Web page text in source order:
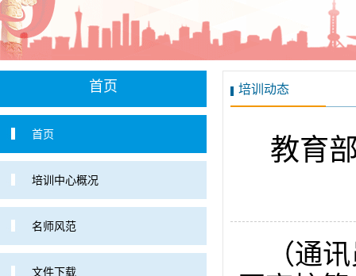
首页
首页
培训中心概况
名师风范
文件下载
培训动态
教育
（通